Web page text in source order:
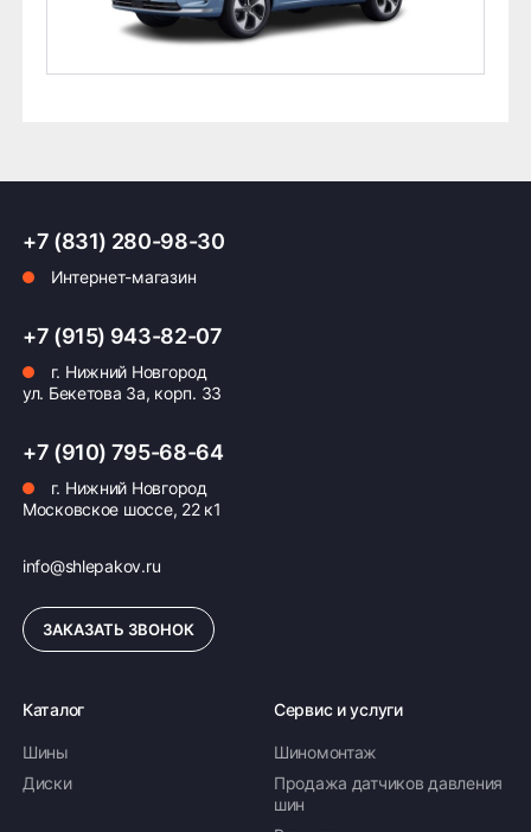
+7 (831) 280-98-30
Интернет-магазин
+7 (915) 943-82-07
г. Нижний Новгород
ул. Бекетова 3а, корп. 33
+7 (910) 795-68-64
г. Нижний Новгород
Московское шоссе, 22 к1
info@shlepakov.ru
ЗАКАЗАТЬ ЗВОНОК
Каталог
Шины
Диски
Сервис и услуги
Шиномонтаж
Продажа датчиков давления
шин